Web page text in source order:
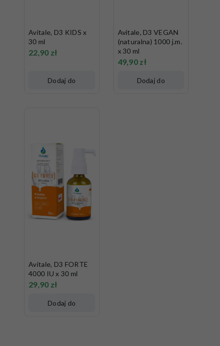
Avitale, D3 KIDS x
30 ml
22,90 zł
Dodaj do
Avitale, D3 VEGAN
(naturalna) 1000 j.m.
x 30 ml
49,90 zł
Dodaj do
Avitale, D3 FORTE
4000 IU x 30 ml
29,90 zł
Dodaj do